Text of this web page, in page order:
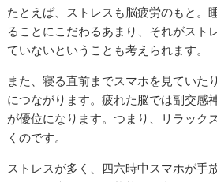
たとえば、ストレスも脳疲労のもと。
ることにこだわるあまり、それがスト
ていないということも考えられます。
また、寝る直前までスマホを見ていた
につながります。疲れた脳では副交感
が優位になります。つまり、リラック
くのです。
ストレスが多く、四六時中スマホが手